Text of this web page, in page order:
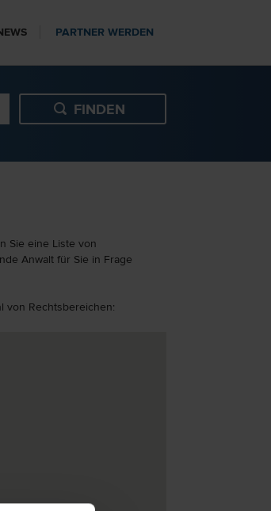
PARTNER WERDEN
Sie eine Liste von
Anwalt für Sie in Frage
von Rechtsbereichen: